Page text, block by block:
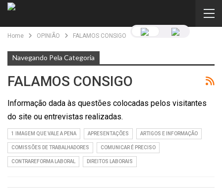
Home OPINIÃO FALAMOS CONSIGO
Navegando Pela Categoria
FALAMOS CONSIGO
Informação dada às questões colocadas pelos visitantes
do site ou entrevistas realizadas.
1 IMAGEM QUE VALE A PENA APRESENTAÇÕES ARTIGOS E INFORMAÇÃO
COMISSÕES DE TRABALHADORES COMUNICAR É PRECISO
CONTRAREFORMA LABORAL DIREITOS LABORAIS